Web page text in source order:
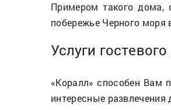
Примером такого дома,
побережье Черного моря
Услуги
«Коралл» способен Вам
интересные